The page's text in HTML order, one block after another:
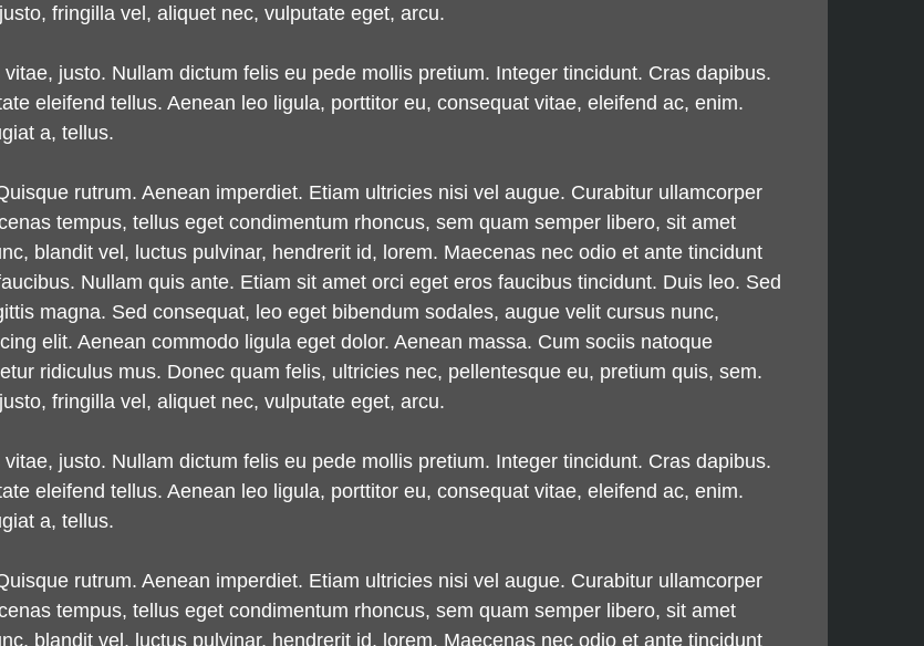
fringilla vel, aliquet nec, vulputate eget, arcu.
justo. Nullam dictum felis eu pede mollis pretium. Integer tincidunt. Cras dapibus.
eleifend tellus. Aenean leo ligula, porttitor eu, consequat vitae, eleifend ac, enim.
a, tellus.
rutrum. Aenean imperdiet. Etiam ultricies nisi vel augue. Curabitur ullamcorper
tempus, tellus eget condimentum rhoncus, sem quam semper libero, sit amet
blandit vel, luctus pulvinar, hendrerit id, lorem. Maecenas nec odio et ante tincidunt
Nullam quis ante. Etiam sit amet orci eget eros faucibus tincidunt. Duis leo. Sed
magna. Sed consequat, leo eget bibendum sodales, augue velit cursus nunc,
elit. Aenean commodo ligula eget dolor. Aenean massa. Cum sociis natoque
ridiculus mus. Donec quam felis, ultricies nec, pellentesque eu, pretium quis, sem.
fringilla vel, aliquet nec, vulputate eget, arcu.
justo. Nullam dictum felis eu pede mollis pretium. Integer tincidunt. Cras dapibus.
eleifend tellus. Aenean leo ligula, porttitor eu, consequat vitae, eleifend ac, enim.
a, tellus.
rutrum. Aenean imperdiet. Etiam ultricies nisi vel augue. Curabitur ullamcorper
tempus, tellus eget condimentum rhoncus, sem quam semper libero, sit amet
blandit vel, luctus pulvinar, hendrerit id, lorem. Maecenas nec odio et ante tincidunt